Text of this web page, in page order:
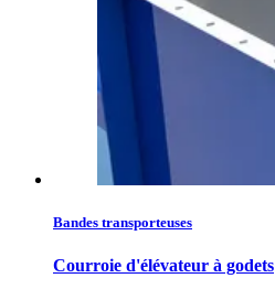
Bandes transporteuses
Courroie d'élévateur à godets